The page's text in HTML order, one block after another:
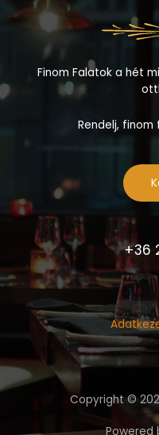
Finom Falatok a hét
Rendelj,
+36
Copyright ©